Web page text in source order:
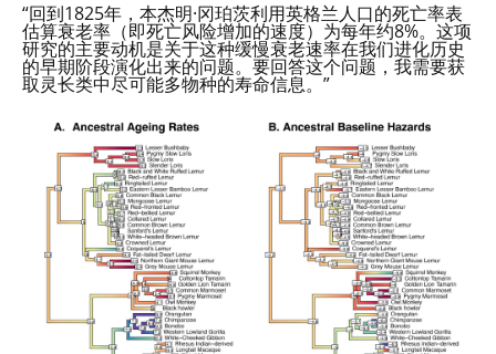
“回到1825年，本杰明·冈珀茨利用英格兰人口的死亡率表
估算衰老率（即死亡风险增加的速度）为每年约8%。这项
研究的主要动机是关于这种缓慢衰老速率在我们进化历史
的早期阶段演化出来的问题。要回答这个问题，我需要获
取灵长类中尽可能多物种的寿命信息。”